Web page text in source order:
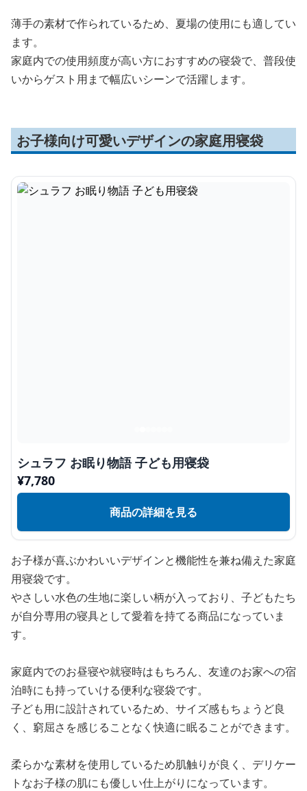
薄手の素材で作られているため、夏場の使用にも適してい
ます。
家庭内での使用頻度が高い方におすすめの寝袋で、普段使
いからゲスト用まで幅広いシーンで活躍します。
お子様向け可愛いデザインの家庭用寝袋
シュラフ お眠り物語 子ども用寝袋
¥7,780
商品の詳細を見る
お子様が喜ぶかわいいデザインと機能性を兼ね備えた家庭
用寝袋です。
やさしい水色の生地に楽しい柄が入っており、子どもたち
が自分専用の寝具として愛着を持てる商品になっていま
す。
家庭内でのお昼寝や就寝時はもちろん、友達のお家への宿
泊時にも持っていける便利な寝袋です。
子ども用に設計されているため、サイズ感もちょうど良
く、窮屈さを感じることなく快適に眠ることができます。
柔らかな素材を使用しているため肌触りが良く、デリケー
トなお子様の肌にも優しい仕上がりになっています。